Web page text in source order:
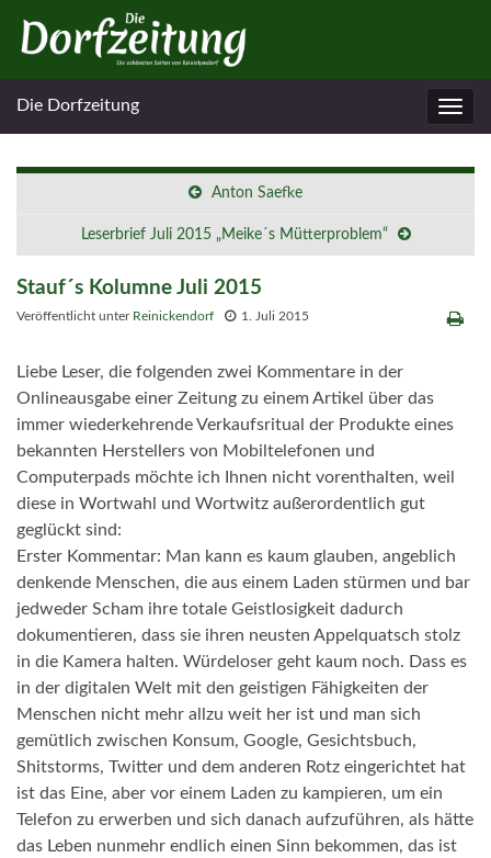
Die Dorfzeitung
Anton Saefke
Leserbrief Juli 2015 „Meike´s Mütterproblem“
Stauf´s Kolumne Juli 2015
Veröffentlicht unter Reinickendorf 1. Juli 2015
Liebe Leser, die folgenden zwei Kommentare in der
Onlineausgabe einer Zeitung zu einem Artikel über das
immer wiederkehrende Verkaufsritual der Produkte eines
bekannten Herstellers von Mobiltelefonen und
Computerpads möchte ich Ihnen nicht vorenthalten, weil
diese in Wortwahl und Wortwitz außerordentlich gut
geglückt sind:
Erster Kommentar: Man kann es kaum glauben, angeblich
denkende Menschen, die aus einem Laden stürmen und bar
jedweder Scham ihre totale Geistlosigkeit dadurch
dokumentieren, dass sie ihren neusten Appelquatsch stolz
in die Kamera halten. Würdeloser geht kaum noch. Dass es
in der digitalen Welt mit den geistigen Fähigkeiten der
Menschen nicht mehr allzu weit her ist und man sich
gemütlich zwischen Konsum, Google, Gesichtsbuch,
Shitstorms, Twitter und dem anderen Rotz eingerichtet hat
ist das Eine, aber vor einem Laden zu kampieren, um ein
Telefon zu erwerben und sich danach aufzuführen, als hätte
das Leben nunmehr endlich einen Sinn bekommen, das ist